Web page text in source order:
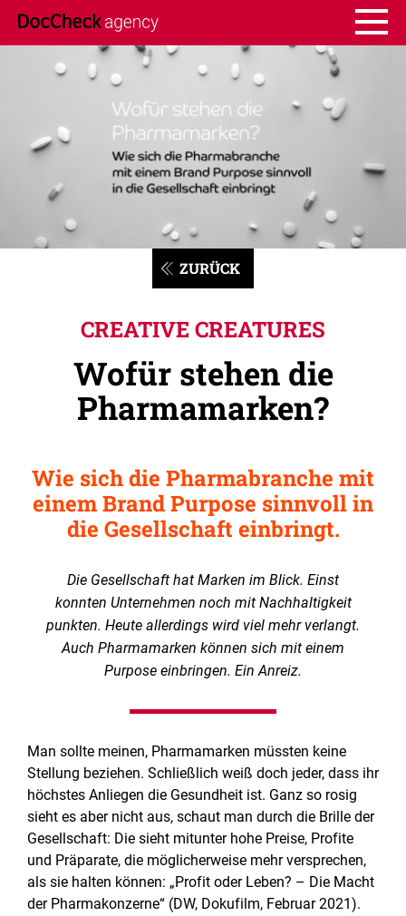
ZURÜCK
CREATIVE CREATURES
Wofür stehen die
Pharmamarken?
Wie sich die Pharmabranche mit
einem Brand Purpose sinnvoll in
die Gesellschaft einbringt.
Die Gesellschaft hat Marken im Blick. Einst
konnten Unternehmen noch mit Nachhaltigkeit
punkten. Heute allerdings wird viel mehr verlangt.
Auch Pharmamarken können sich mit einem
Purpose einbringen. Ein Anreiz.
Man sollte meinen, Pharmamarken müssten keine
Stellung beziehen. Schließlich weiß doch jeder, dass ihr
höchstes Anliegen die Gesundheit ist. Ganz so rosig
sieht es aber nicht aus, schaut man durch die Brille der
Gesellschaft: Die sieht mitunter hohe Preise, Profite
und Präparate, die möglicherweise mehr versprechen,
als sie halten können: „Profit oder Leben? – Die Macht
der Pharmakonzerne“ (DW, Dokufilm, Februar 2021).